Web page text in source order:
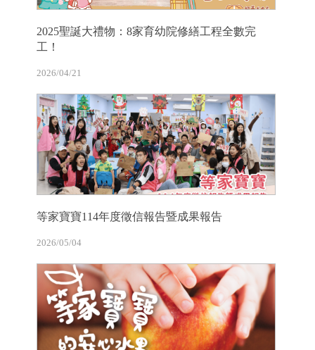
2025聖誕大禮物：8家育幼院修繕工程全數完
工！
2026/04/21
等家寶寶114年度徵信報告暨成果報告
2026/05/04